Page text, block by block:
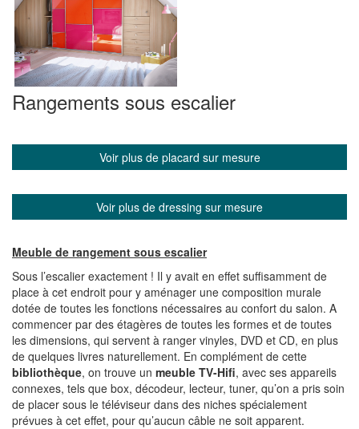
Rangements sous escalier
Voir plus de placard sur mesure
Voir plus de dressing sur mesure
Meuble de rangement sous escalier
Sous l’escalier exactement ! Il y avait en effet suffisamment de
place à cet endroit pour y aménager une composition murale
dotée de toutes les fonctions nécessaires au confort du salon. A
commencer par des étagères de toutes les formes et de toutes
les dimensions, qui servent à ranger vinyles, DVD et CD, en plus
de quelques livres naturellement. En complément de cette
bibliothèque, on trouve un meuble TV-Hifi, avec ses appareils
connexes, tels que box, décodeur, lecteur, tuner, qu’on a pris soin
de placer sous le téléviseur dans des niches spécialement
prévues à cet effet, pour qu’aucun câble ne soit apparent.